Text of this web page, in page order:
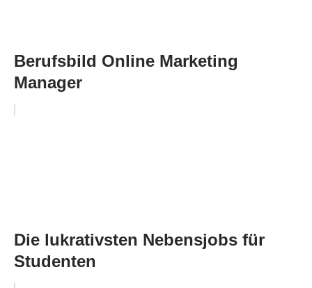
Berufsbild Online Marketing
Manager
Die lukrativsten Nebensjobs für
Studenten